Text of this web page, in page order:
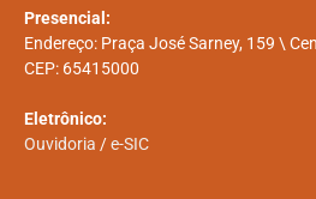
Presencial:
Endereço: Praça José Sarney, 159 \
CEP: 65415000
Eletrônico:
Ouvidoria /e-SIC